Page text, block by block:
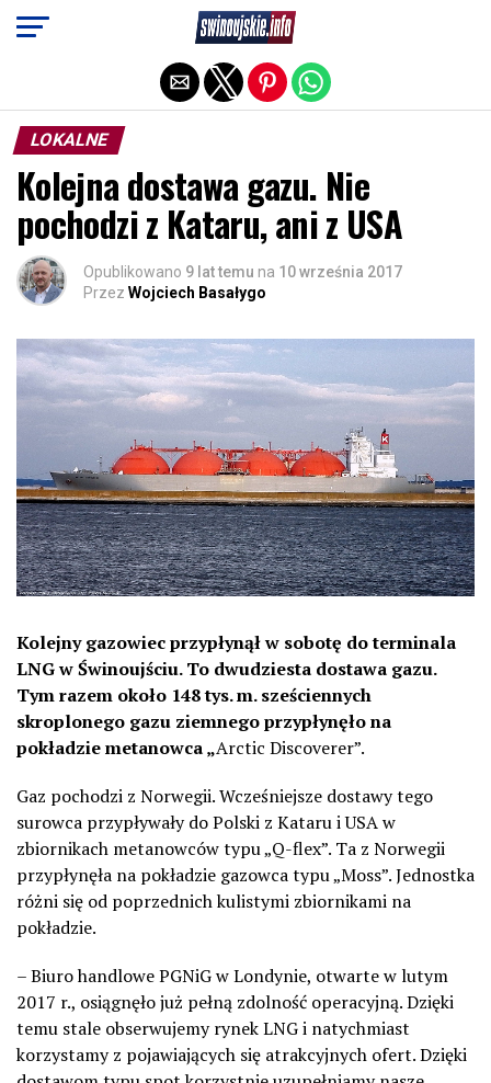
LOKALNE
Kolejna dostawa gazu. Nie
pochodzi z Kataru, ani z USA
Opublikowano 9 lat temu na 10 września 2017
Przez Wojciech Basałygo
Kolejny gazowiec przypłynął w sobotę do terminala
LNG w Świnoujściu. To dwudziesta dostawa gazu.
Tym razem około 148 tys. m. sześciennych
skroplonego gazu ziemnego przypłynęło na
pokładzie metanowca „Arctic Discoverer”.
Gaz pochodzi z Norwegii. Wcześniejsze dostawy tego
surowca przypływały do Polski z Kataru i USA w
zbiornikach metanowców typu „Q-flex”. Ta z Norwegii
przypłynęła na pokładzie gazowca typu „Moss”. Jednostka
różni się od poprzednich kulistymi zbiornikami na
pokładzie.
– Biuro handlowe PGNiG w Londynie, otwarte w lutym
2017 r., osiągnęło już pełną zdolność operacyjną. Dzięki
temu stale obserwujemy rynek LNG i natychmiast
korzystamy z pojawiających się atrakcyjnych ofert. Dzięki
Exit mobile version